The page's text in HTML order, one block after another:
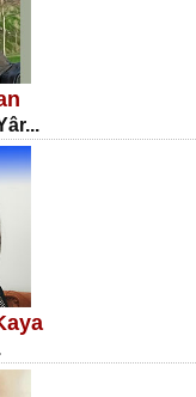
ÇETİNKAYA
ARSLAN
Mahkemesi...